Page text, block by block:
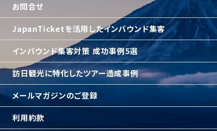
お問合せ
JapanTicketを活用したインバウンド集客
インバウンド集客対策 成功事例5選
訪日観光に特化したツアー造成事例
メールマガジンのご登録
利用約款